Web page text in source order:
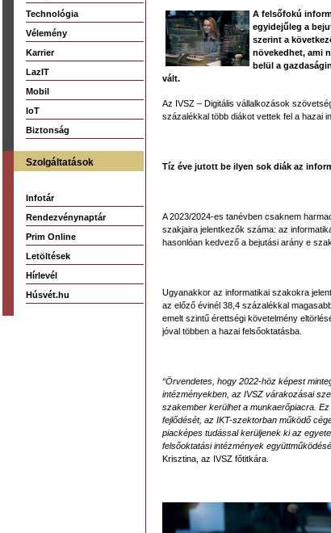
Technológia
Vélemény
Karrier
LazIT
Mobil
IoT
Biztonság
Szolgáltatások
Infotár
Rendezvénynaptár
Prim Online
Letöltések
Hírlevél
Húsvét.hu
A felsőfokú
egyidejűleg a
szerint a
növekedhet, ami
belül a
vált.
Az IVSZ – Digitális vállalkozások
százalékkal több diákot vettek fel a hazai
Tíz éve jutott be ilyen sok diák az
A 2023/2024-es tanévben csaknem
szakjaira jelentkezők száma: az
hasonlóan kedvező a bejutási arány e
Ugyanakkor az informatikai szakokra
az előző évinél 38,4 százalékkal
emelt szintű érettségi követelmény
jóval többen a hazai felsőoktatásba.
“Örvendetes, hogy 2022-höz képest
intézményekben, az IVSZ várakozásai
szakember kerülhet a munkaerőpiacra.
fejlődését, az IKT-szektorban működő
piacképes tudással kerüljenek ki az
felsőoktatási intézmények
Krisztina, az IVSZ főtitkára.